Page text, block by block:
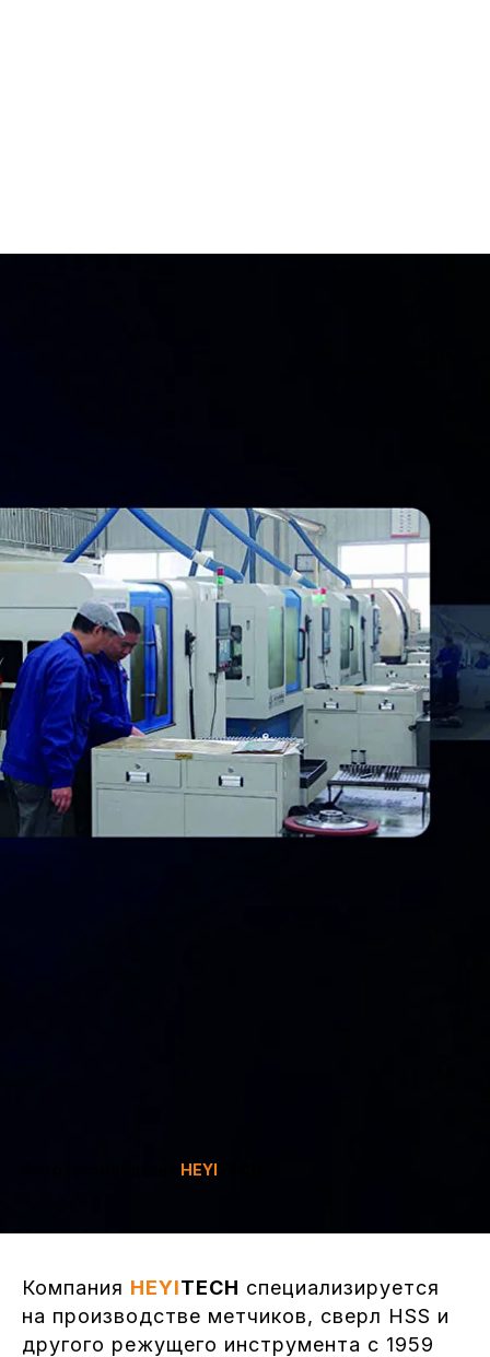
HEYI
Компания HEYITECH специализируется
на производстве метчиков, сверл HSS и
другого режущего инструмента с 1959